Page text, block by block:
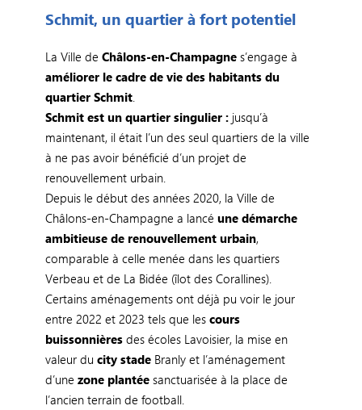
Schmit, un quartier à fort potentiel
La Ville de Châlons-en-Champagnes’engage à
améliorer le cadre de vie des habitants du
quartier Schmit.
Schmit est un quartier singulier :jusqu’à
maintenant, il était l’un des seul quartiers de la ville
à ne pas avoir bénéficié d’un projet de
renouvellement urbain.
Depuis le début des années 2020, la Ville de
Châlons-en-Champagne a lancé une démarche
ambitieuse de renouvellement urbain,
comparable à celle menée dans les quartiers
Verbeau et de La Bidée (îlot des Corallines).
Certains aménagements ont déjà pu voir le jour
entre 2022 et 2023 tels que les cours
buissonnièresdes écoles Lavoisier, la mise en
valeur du city stadeBranly et l’aménagement
d’une zone plantéesanctuarisée à la place de
l’ancien terrain de football.